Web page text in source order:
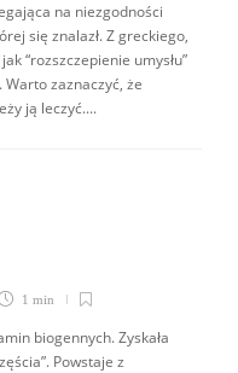
na niezgodności
się znalazł. Z greckiego,
“rozszczepienie umysłu”
Warto zaznaczyć, że
ją leczyć....
1 min
biogennych. Zyskała
Powstaje z